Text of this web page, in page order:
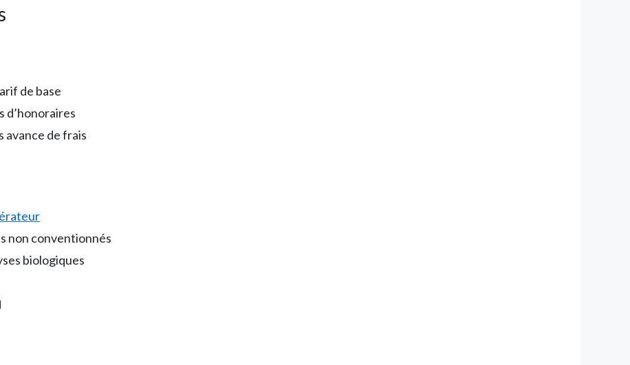
de base
d’honoraires
avance de frais
non conventionnés
biologiques